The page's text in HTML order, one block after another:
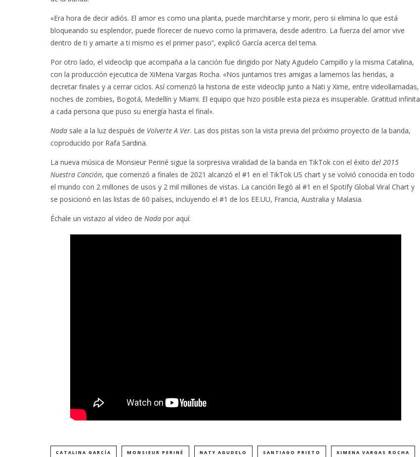
«Era hora de decir adiós. El amor es como una planta, puede marchitarse y morir, pero si elimina lo que está
bloqueando su esplendor, puede florecer de nuevo como la primavera, desde adentro. La fuerza del amor vive
dentro de ti y amarte a ti mismo es el primer paso”, explicó García acerca del tema.
Por otro lado, el videoclip que acompaña a la canción fue dirigido por Naty Agudelo Campillo y la misma Catalina,
con la producción ejecutica de XiMena Vargas Rocha. «Nos juntamos tres amigas a lamernos las heridas, a
decretar finales y a cerrar ciclos. Así comenzó la historia de este videoclip junto a Nati y Xime, entre videollamadas,
noches de zombies, Bogotá, Medellín y Miami. El equipo que hizo posible esta pieza es insuperable. Gratitud infinita
a cada persona que puso su energía hasta el final».
Nada sale a la luz después de Volverte A Ver. Las dos pistas son la vista previa del próximo proyecto de la banda,
coproducido por Rafa Sardina.
La nueva música de Monsieur Periné sigue la sorpresiva viralidad de la banda en TikTok con el éxito del 2015
Nuestra Canción, que comenzó a finales de 2021 alcanzó el #1 en el TikTok US chart y se volvió conocida en todo
el mundo con 2 millones de usos y 2 mil millones de vistas. La canción llegó al #1 en el Spotify Global Viral Chart y
se posicionó en las listas de 60 países, incluyendo el #1 de los EE.UU, Francia, Australia y Malasia.
Échale un vistazo al video de Nada por aquí:
CATALINA GARCÍA MONSIEUR PERINÉ NATY AGUDELO SANTIAGO PRIETO XIMENA VARGAS ROCHA